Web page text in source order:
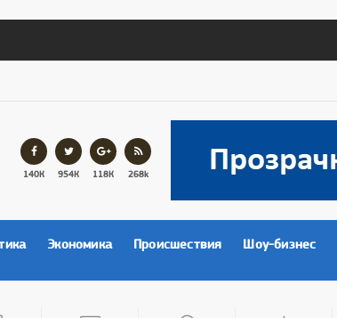
140К 954К 118К 268k
Экономика Происшествия Шоу-бизнес